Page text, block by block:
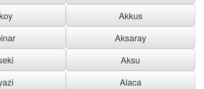
Akkus
Aksaray
Aksu
Alaca